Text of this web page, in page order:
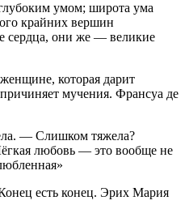
умом; широта ума
крайних вершин
сердца, они же — великие
которая дарит
мучения. Франсуа де
— Слишком тяжела?
любовь — это вообще не
есть конец. Эрих Мария